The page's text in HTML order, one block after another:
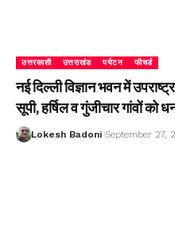
उत्तरकाशी उत्तराखंड पर्यटन फीचर्ड
नई दिल्ली विज्ञान भवन में
सूपी, हर्षिल व गुंजीचार गांवों
Lokesh Badoni September 27,